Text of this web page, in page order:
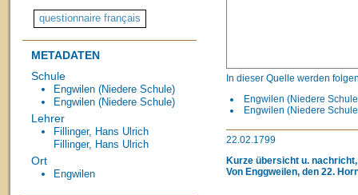
METADATEN
Schule
Engwilen (Niedere Schule)
Engwilen (Niedere Schule)
Lehrer
Fillinger, Hans Ulrich
Fillinger, Hans Ulrich
Ort
Engwilen
In dieser Quelle werden
Engwilen (Niedere
Engwilen (Niedere
22.02.1799
Kurze übersicht u.
Von Enggweilen, den 22.